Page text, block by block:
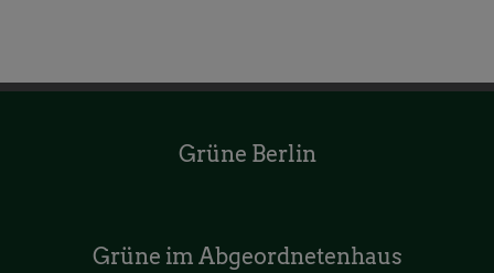
Grüne Berlin
Grüne im Abgeordnetenhaus